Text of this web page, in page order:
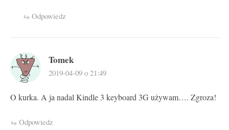
Odpowiedz
Tomek
2019-04-09 o 21:49
O kurka. A ja nadal Kindle 3 keyboard 3G używam…. Zgroza!
Odpowiedz